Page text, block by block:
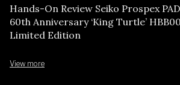
Hands-On Review Seiko Prospex
60th Anniversary ‘King Turtle’
Limited Edition
View more